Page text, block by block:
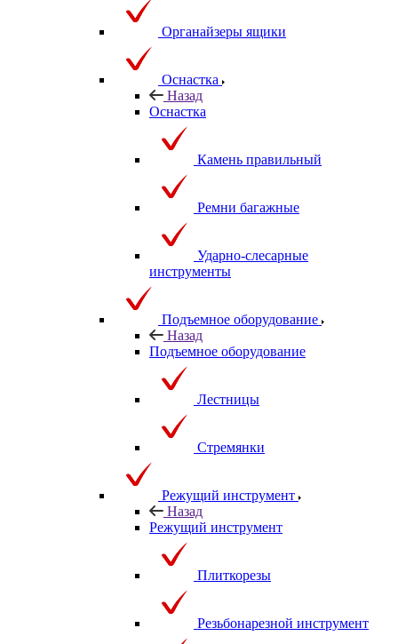
Органайзеры ящики
Оснастка
Назад
Оснастка
Камень правильный
Ремни багажные
Ударно-слесарные
инструменты
Подъемное оборудование
Назад
Подъемное оборудование
Лестницы
Стремянки
Режущий инструмент
Назад
Режущий инструмент
Плиткорезы
Резьбонарезной инструмент